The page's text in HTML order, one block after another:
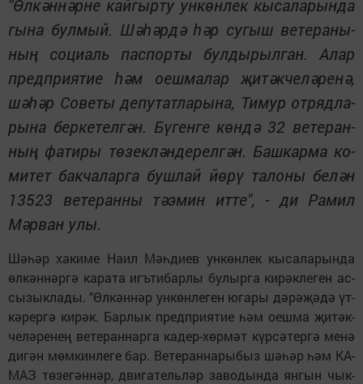
"Өл­кән­нәр­не кай­гыр­ту ун­көн­лек кы­са­ла­рын­да
гы­на бул­мый. Шә­һәр­дә һәр су­гыш ве­те­ра­ны­
ның со­ци­аль пас­пор­ты бул­ды­рыл­ган. Алар
пред­при­я­тие һәм оеш­ма­лар җи­тәк­че­лә­ре­нә,
шә­һәр Со­ве­ты де­пу­тат­ла­ры­на, Ти­мур от­ряд­ла­
ры­на бер­ке­тел­гән. Бү­ген­ге көн­дә 32 ве­те­ран­
ның фа­ти­ры тө­зек­лән­де­рел­гән. Баш­кар­ма ко­
ми­тет бак­ча­лар­га буш­лай йө­рү та­ло­ны бе­лән
13523 ве­те­ран­ны тә­э­мин ит­те", - ди Ра­мил
Мәр­ван улы.
Шә­һәр ха­ки­ме На­ил Мәһ­ди­ев ун­көн­лек кы­са­ла­рын­да
өл­кән­нәр­гә ка­ра­та игъ­ти­бар­лы бу­лыр­га ки­рәк­ле­ген ас­
сы­зык­ла­ды. "Өл­кән­нәр ун­көн­ле­ген юга­ры дә­рә­җә­дә үт­
кә­рер­гә ки­рәк. Бар­лык пред­при­я­тие һәм оеш­ма җи­тәк­
че­лә­ре­нең ве­те­ран­нар­га ка­дер-хөр­мәт күр­сә­тер­гә ме­нә
ди­гән мөм­кин­ле­ге бар. Ве­те­ран­на­ры­быз шә­һәр һәм КА­
МАЗ тө­зе­гән­нәр, дви­га­тель­ләр за­во­дын­да ян­гын чык­